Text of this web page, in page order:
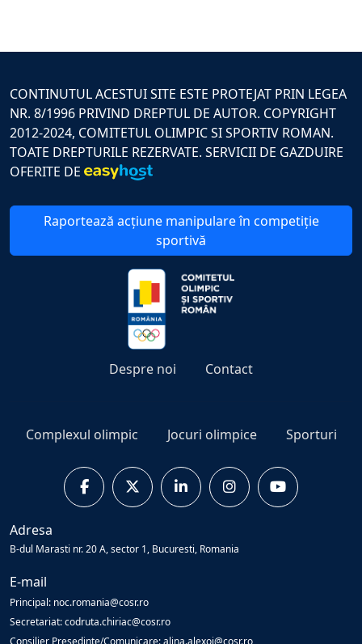
CONTINUTUL ACESTUI SITE ESTE PROTEJAT PRIN LEGEA
NR. 8/1996 PRIVIND DREPTUL DE AUTOR. COPYRIGHT
2012-2024, COMITETUL OLIMPIC SI SPORTIV ROMAN.
TOATE DREPTURILE REZERVATE. SERVICII DE GAZDUIRE
OFERITE DE
Raportează acțiune manipulare în competiție
sportivă
Despre noi Contact
Complexul olimpic Jocuri olimpice Sporturi
Adresa
B-dul Marasti nr. 20 A, sector 1, Bucuresti, Romania
E-mail
Principal: noc.romania@cosr.ro
Secretariat: codruta.chiriac@cosr.ro
Consilier Presedinte/Comunicare: alina.alexoi@cosr.ro